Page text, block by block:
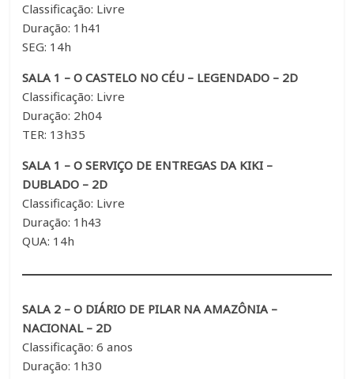
Classificação: Livre
Duração: 1h41
SEG: 14h
SALA 1 – O CASTELO NO CÉU – LEGENDADO – 2D
Classificação: Livre
Duração: 2h04
TER: 13h35
SALA 1 – O SERVIÇO DE ENTREGAS DA KIKI –
DUBLADO – 2D
Classificação: Livre
Duração: 1h43
QUA: 14h
SALA 2 – O DIÁRIO DE PILAR NA AMAZÔNIA –
NACIONAL – 2D
Classificação: 6 anos
Duração: 1h30